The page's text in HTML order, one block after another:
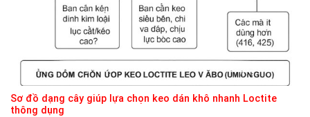
Sơ đồ dạng cây giúp lựa chọn keo dán khô nhanh Loctite
thông dụng